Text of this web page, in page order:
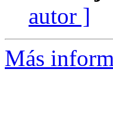
autor ]
Más